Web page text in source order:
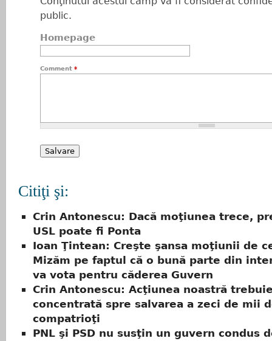
public.
Homepage
Comment *
Citiţi şi:
Crin Antonescu: Dacă moţiunea trece,
USL poate fi Ponta
Ioan Ţintean: Creşte şansa moţiunii de
Mizăm pe faptul că o bună parte din
va vota pentru căderea Guvern
Crin Antonescu: Acţiunea noastră
concentrată spre salvarea a zeci de mii
compatrioţi
PNL şi PSD nu susţin un guvern condus